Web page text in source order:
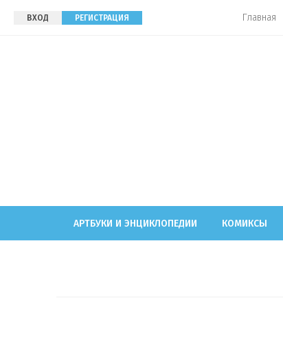
ВХОД РЕГИСТРАЦИЯ Главная
АРТБУКИ И ЭНЦИКЛОПЕДИИ КОМИКСЫ